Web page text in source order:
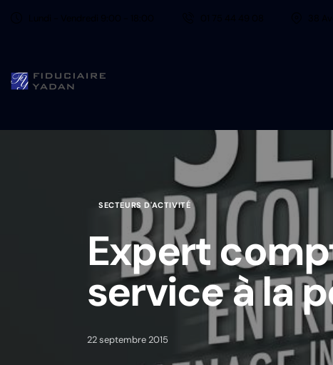
SECTEURS D'ACTIVITÉ
Expert
service à la
22 septembre 2015